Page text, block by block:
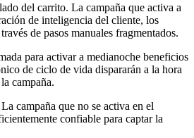
del carrito. La campaña que activa a
de inteligencia del cliente, los
de pasos manuales fragmentados.
para activar a medianoche beneficios
de ciclo de vida dispararán a la hora
campaña.
campaña que no se activa en el
confiable para captar la